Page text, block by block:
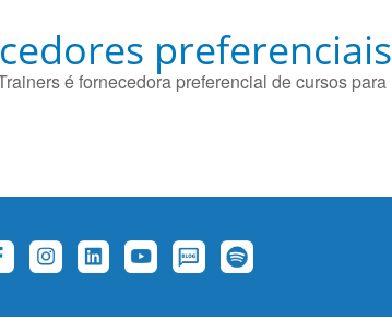
preferenciais
é fornecedora preferencial de cursos para